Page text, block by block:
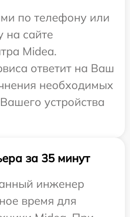
по телефону или
на сайте
Midea.
ответит на Ваш
необходимых
устройства
за 35 минут
инженер
время для